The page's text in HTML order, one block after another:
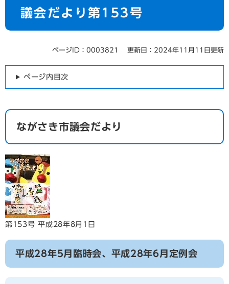
議会だより第153号
ページID：0003821 更新日：2024年11月11日更新
ページ内目次
ながさき市議会だより
第153号 平成28年8月1日
平成28年5月臨時会、平成28年6月定例会